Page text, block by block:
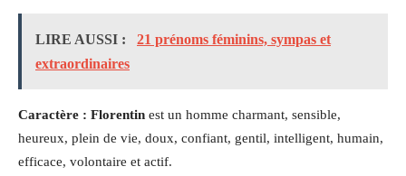
LIRE AUSSI :
21 prénoms féminins, sympas et
extraordinaires
Caractère : Florentin est un homme charmant, sensible,
heureux, plein de vie, doux, confiant, gentil, intelligent, humain,
efficace, volontaire et actif.